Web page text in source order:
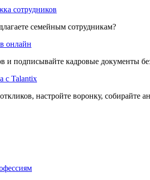
сотрудников
семейным сотрудникам?
онлайн
и подписывайте кадровые документы
с Talantix
настройте воронку, собирайте